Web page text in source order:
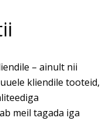
– ainult nii
kliendile tooteid,
meil tagada iga